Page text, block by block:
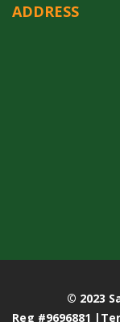
ADDRESS
© 2023
Reg #9696881 |